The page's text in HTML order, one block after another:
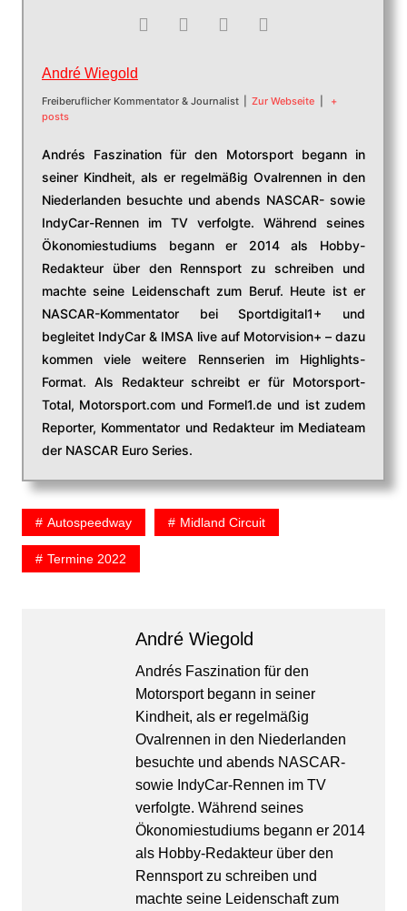
André Wiegold
Freiberuflicher Kommentator & Journalist Zur Webseite
+
posts
Andrés Faszination für den Motorsport begann in
seiner Kindheit, als er regelmäßig Ovalrennen in den
Niederlanden besuchte und abends NASCAR- sowie
IndyCar-Rennen im TV verfolgte. Während seines
Ökonomiestudiums begann er 2014 als Hobby-
Redakteur über den Rennsport zu schreiben und
machte seine Leidenschaft zum Beruf. Heute ist er
NASCAR-Kommentator bei Sportdigital1+ und
begleitet IndyCar & IMSA live auf Motorvision+ – dazu
kommen viele weitere Rennserien im Highlights-
Format. Als Redakteur schreibt er für Motorsport-
Total, Motorsport.com und Formel1.de und ist zudem
Reporter, Kommentator und Redakteur im Mediateam
der NASCAR Euro Series.
Autospeedway Midland Circuit
Termine 2022
André Wiegold
Andrés Faszination für den
Motorsport begann in seiner
Kindheit, als er regelmäßig
Ovalrennen in den Niederlanden
besuchte und abends NASCAR-
sowie IndyCar-Rennen im TV
verfolgte. Während seines
Ökonomiestudiums begann er 2014
als Hobby-Redakteur über den
Rennsport zu schreiben und
machte seine Leidenschaft zum